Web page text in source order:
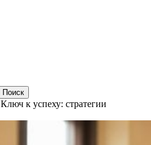
Ключ к успеху: стратегии